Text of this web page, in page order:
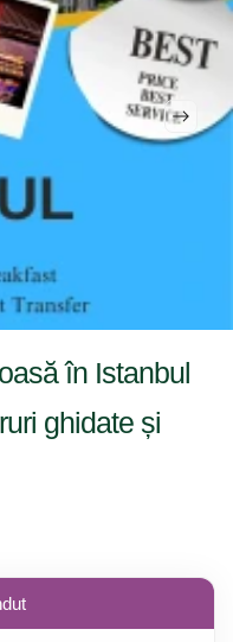
în Istanbul
ghidate și